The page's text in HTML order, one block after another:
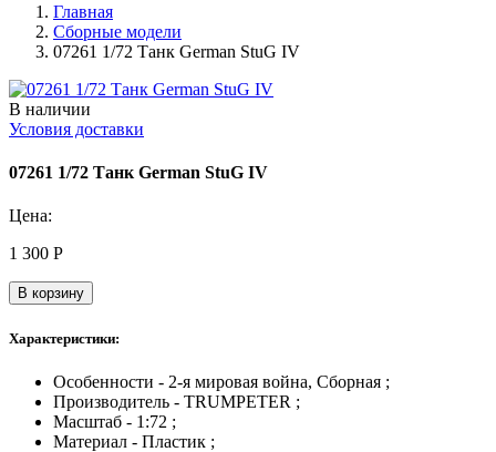
Главная
Сборные модели
07261 1/72 Танк German StuG IV
В наличии
Условия доставки
07261 1/72 Танк German StuG IV
Цена:
1 300 Р
В корзину
Характеристики:
Особенности - 2-я мировая война, Сборная ;
Производитель - TRUMPETER ;
Масштаб - 1:72 ;
Материал - Пластик ;